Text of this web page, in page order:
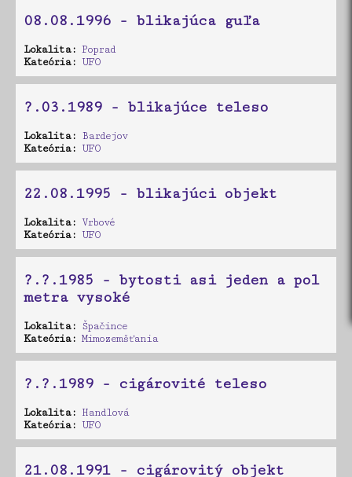
08.08.1996 - blikajúca guľa
Lokalita: Poprad
Kateória: UFO
?.03.1989 - blikajúce teleso
Lokalita: Bardejov
Kateória: UFO
22.08.1995 - blikajúci objekt
Lokalita: Vrbové
Kateória: UFO
?.?.1985 - bytosti asi jeden a pol
metra vysoké
Lokalita: Špačince
Kateória: Mimozemšťania
?.?.1989 - cigárovité teleso
Lokalita: Handlová
Kateória: UFO
21.08.1991 - cigárovitý objekt